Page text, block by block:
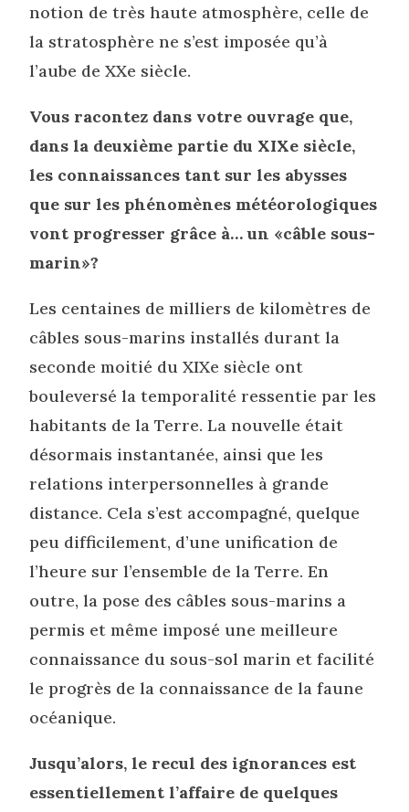
notion de très haute atmosphère, celle de
la stratosphère ne s’est imposée qu’à
l’aube de XXe siècle.
Vous racontez dans votre ouvrage que,
dans la deuxième partie du XIXe siècle,
les connaissances tant sur les abysses
que sur les phénomènes météorologiques
vont progresser grâce à… un «câble sous-
marin»?
Les centaines de milliers de kilomètres de
câbles sous-marins installés durant la
seconde moitié du XIXe siècle ont
bouleversé la temporalité ressentie par les
habitants de la Terre. La nouvelle était
désormais instantanée, ainsi que les
relations interpersonnelles à grande
distance. Cela s’est accompagné, quelque
peu difficilement, d’une unification de
l’heure sur l’ensemble de la Terre. En
outre, la pose des câbles sous-marins a
permis et même imposé une meilleure
connaissance du sous-sol marin et facilité
le progrès de la connaissance de la faune
océanique.
Jusqu’alors, le recul des ignorances est
essentiellement l’affaire de quelques